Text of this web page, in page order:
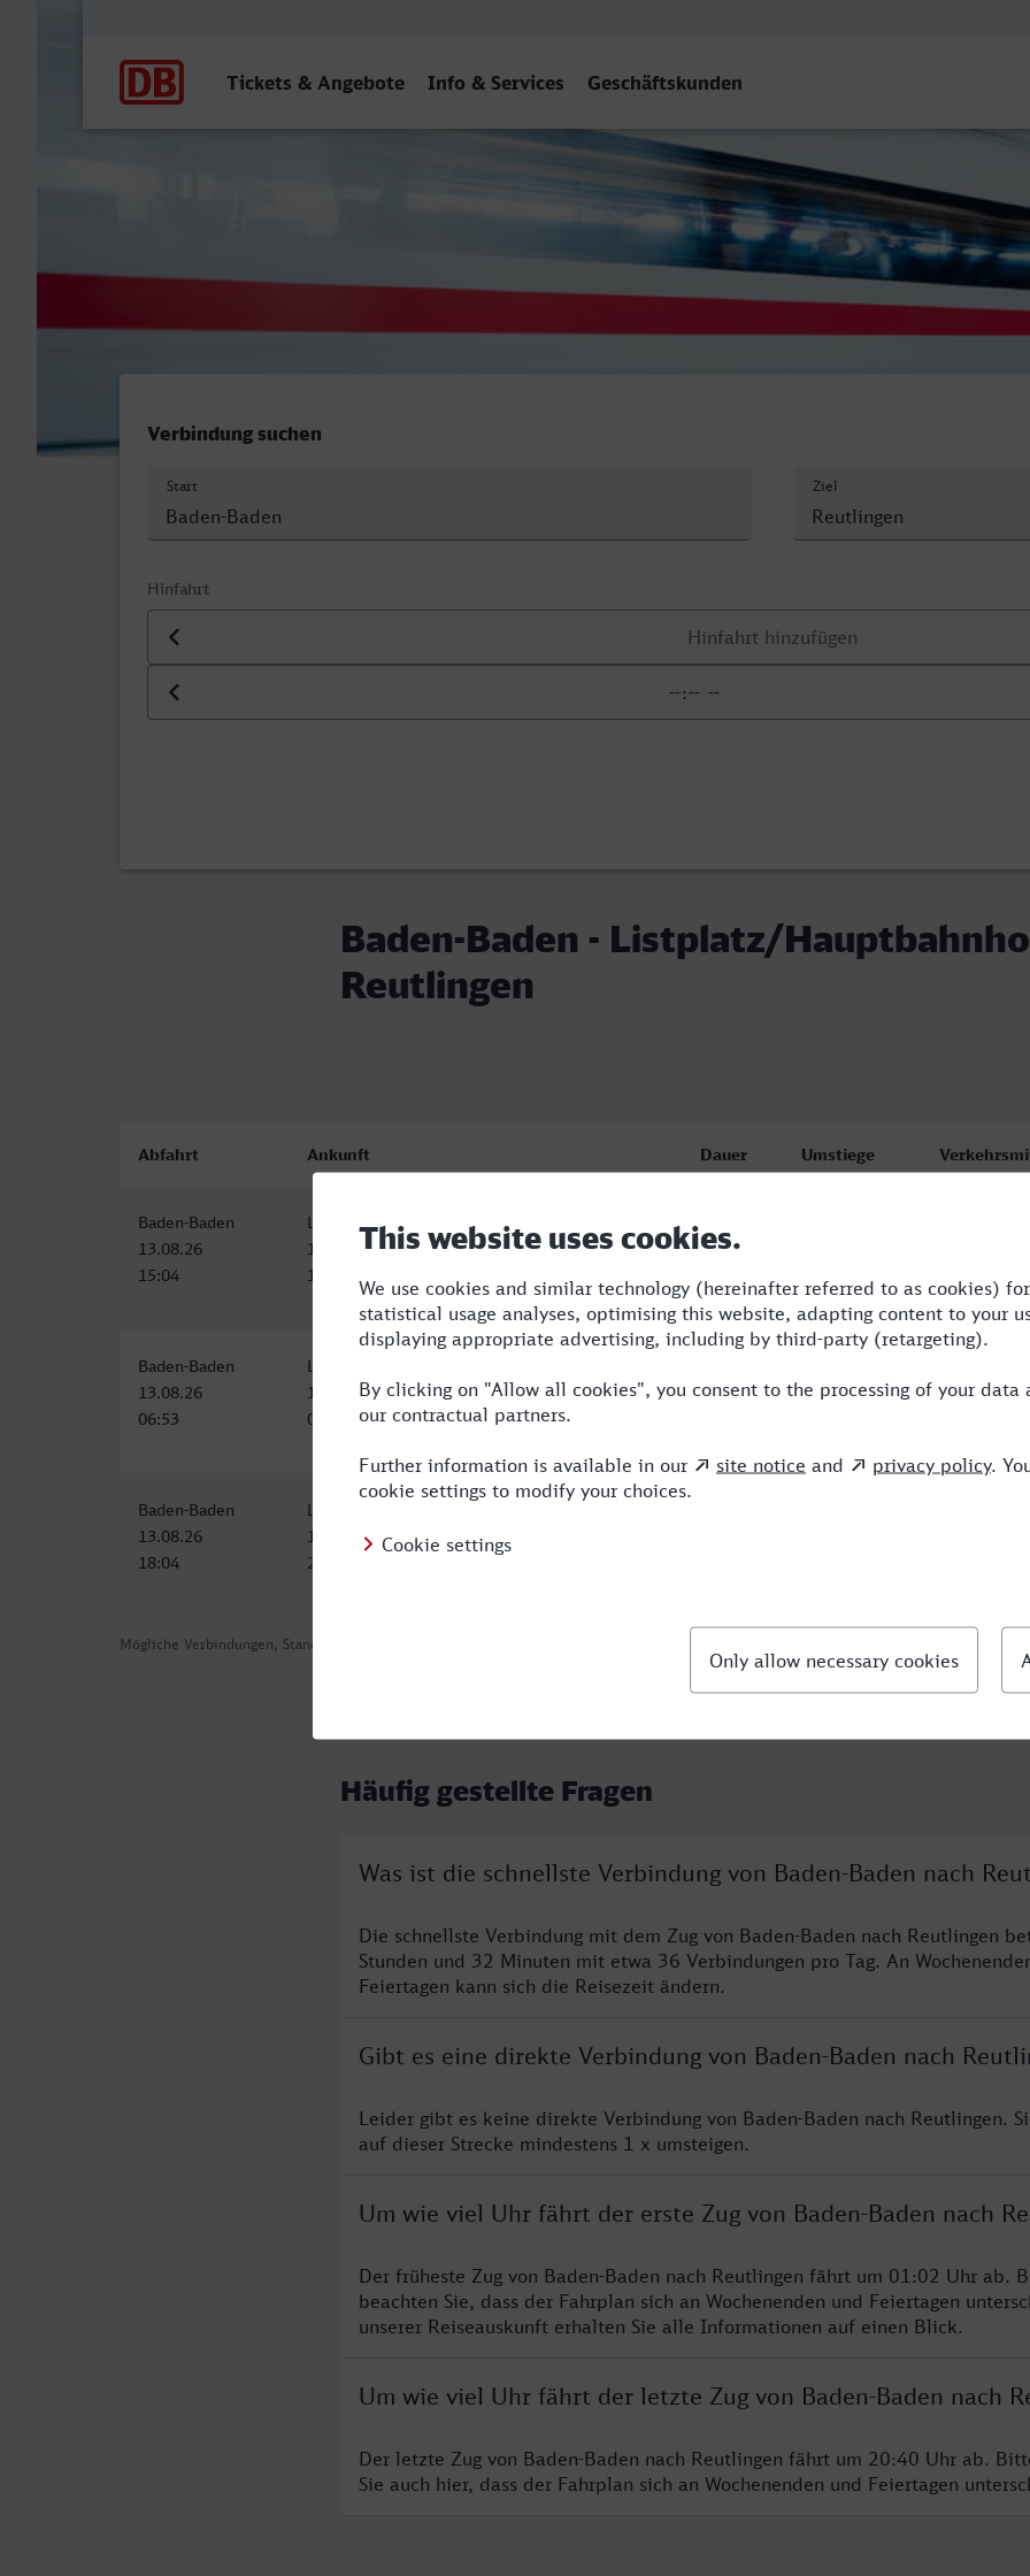
Tickets & Angebote Info & Services Geschäftskunden
Baden-Baden - Listplatz/Hauptbahnhof, Reutlingen
Verbindung suchen
Start Ziel
Hinfahrt
Datum der Hinfahrt
Uhrzeit der Hinfahrt
Baden-Baden - Listplatz/
Reutlingen
Mögliche Verbindungen, Stand: 2026-07-30 05:04
Abfahrt Ankunft Dauer Umstiege
Baden-Baden
13.08.26
15:04
Listplatz/Hauptbahnhof, Reutlingen
13.08.26
17:36
Baden-Baden
13.08.26
06:53
Listplatz/Hauptbahnhof, Reutlingen
13.08.26
09:51
Baden-Baden
13.08.26
18:04
Listplatz/Hauptbahnhof, Reutlingen
13.08.26
20:51
Häufig gestellte Fragen
Was ist die schnellste Verbindung von Baden-Baden nach
Die schnellste Verbindung mit dem Zug von Baden-Baden nach Reutlingen
Stunden und 32 Minuten mit etwa 36 Verbindungen pro Tag. An
Feiertagen kann sich die Reisezeit ändern.
Gibt es eine direkte Verbindung von Baden-Baden nach
Leider gibt es keine direkte Verbindung von Baden-Baden nach Reutlingen.
auf dieser Strecke mindestens 1 x umsteigen.
Um wie viel Uhr fährt der erste Zug von Baden-Baden nach
Der früheste Zug von Baden-Baden nach Reutlingen fährt um 01:02 Uhr ab.
beachten Sie, dass der Fahrplan sich an Wochenenden und Feiertagen
unserer Reiseauskunft erhalten Sie alle Informationen auf einen Blick.
Um wie viel Uhr fährt der letzte Zug von Baden-Baden nach
Der letzte Zug von Baden-Baden nach Reutlingen fährt um 20:40 Uhr ab.
Sie auch hier, dass der Fahrplan sich an Wochenenden und Feiertagen